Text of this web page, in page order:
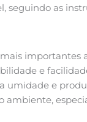
seguindo as
importantes
e
umidade e